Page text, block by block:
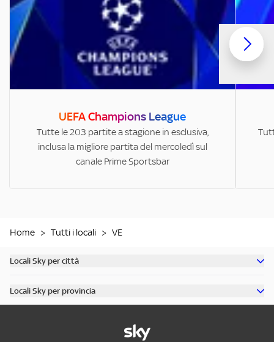
UEFA Champions League
Tutte le 203 partite a stagione in esclusiva,
inclusa la migliore partita del mercoledì sul
canale Prime Sportsbar
Home > Tutti i locali > VE
Locali Sky per città
Scopri tutti i bar di Roma
Locali Sky per provincia
Scopri tutti i bar in provincia di Milano
Scopri tutti i bar in provincia di Roma